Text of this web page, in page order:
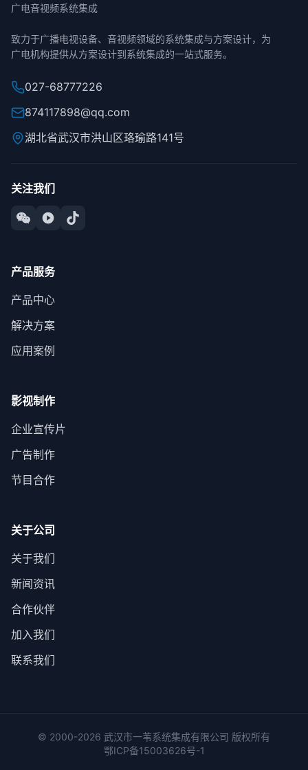
广电音视频系统集成
致力于广播电视设备、音视频领域的系统集成与方案设计，为
广电机构提供从方案设计到系统集成的一站式服务。
027-68777226
874117898@qq.com
湖北省武汉市洪山区珞瑜路141号
关注我们
产品服务
产品中心
解决方案
应用案例
影视制作
企业宣传片
广告制作
节目合作
关于公司
关于我们
新闻资讯
合作伙伴
加入我们
联系我们
© 2000-2026 武汉市一苇系统集成有限公司 版权所有
鄂ICP备15003626号-1